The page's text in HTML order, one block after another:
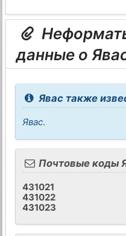
данные о
Явас также
Явас.
Почтовые коды
431021
431022
431023